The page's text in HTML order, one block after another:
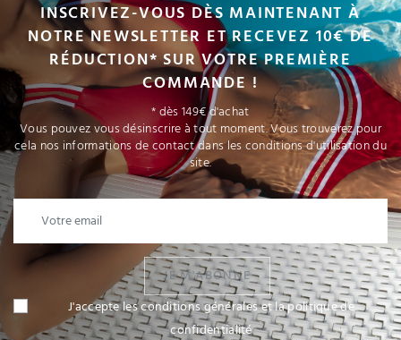
INSCRIVEZ-VOUS DÈS MAINTENANT À
NOTRE NEWSLETTER ET RECEVEZ 10€ DE
RÉDUCTION* SUR VOTRE PREMIÈRE
COMMANDE !
* dès 149€ d'achat
Vous pouvez vous désinscrire à tout moment. Vous trouverez pour
cela nos informations de contact dans les conditions d'utilisation du
site.
JE M'ABONNE
J'accepte les conditions générales et la politique de
confidentialité